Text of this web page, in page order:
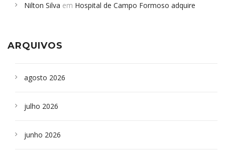
Campoformosenses que morreram em desabamentos são
Nilton Silva em Hospital de Campo Formoso adquire
ARQUIVOS
agosto 2026
julho 2026
junho 2026